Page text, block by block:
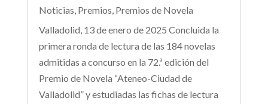
Noticias Premios Premios de Novela
Valladolid, 13 de enero de 2025 Concluida la
primera ronda de lectura de las 184 novelas
admitidas a concurso en la 72.ª edición del
Premio de Novela “Ateneo-Ciudad de
Valladolid” y estudiadas las fichas de lectura